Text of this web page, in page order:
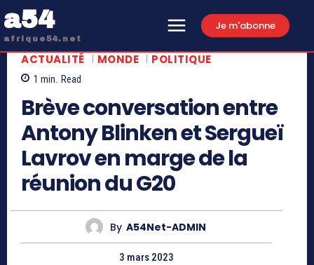
a54
afrique54.net
Je m'abonne
ACTUALITÉ MONDE POLITIQUE
1 min. Read
Brève conversation entre
Antony Blinken et Sergueï
Lavrov en marge de la
réunion du G20
By A54Net-ADMIN
3 mars 2023